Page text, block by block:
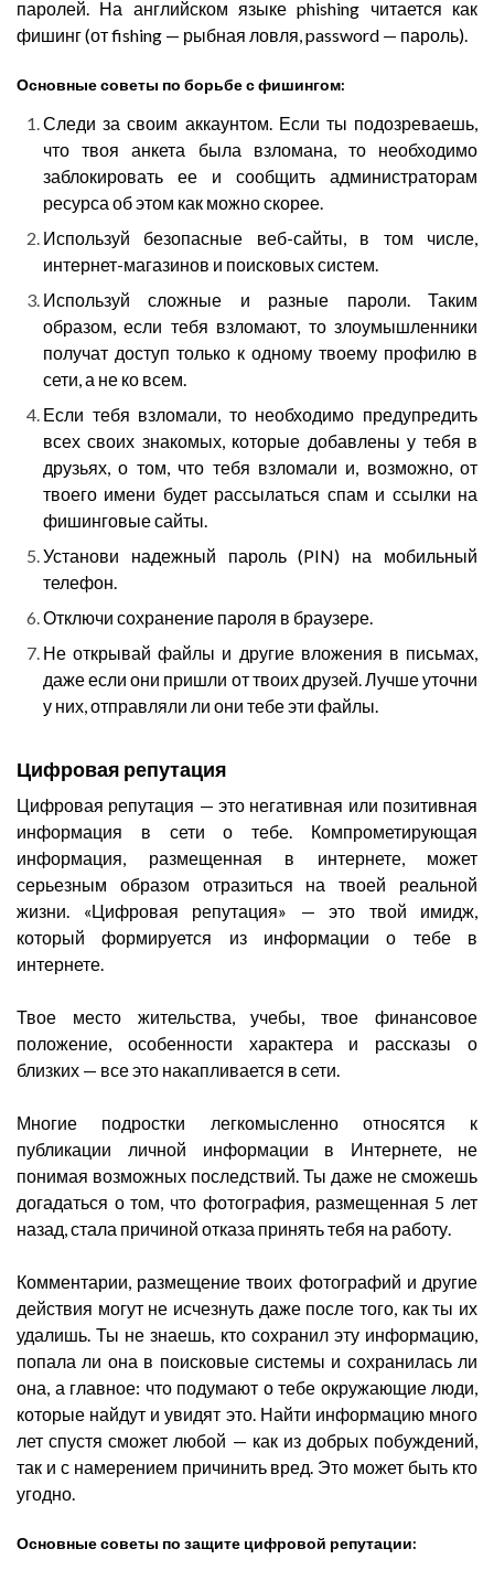
паролей. На английском языке phishing читается как
фишинг (от fishing — рыбная ловля, password — пароль).
Основные советы по борьбе с фишингом:
Следи за своим аккаунтом. Если ты подозреваешь,
что твоя анкета была взломана, то необходимо
заблокировать ее и сообщить администраторам
ресурса об этом как можно скорее.
Используй безопасные веб-сайты, в том числе,
интернет-магазинов и поисковых систем.
Используй сложные и разные пароли. Таким
образом, если тебя взломают, то злоумышленники
получат доступ только к одному твоему профилю в
сети, а не ко всем.
Если тебя взломали, то необходимо предупредить
всех своих знакомых, которые добавлены у тебя в
друзьях, о том, что тебя взломали и, возможно, от
твоего имени будет рассылаться спам и ссылки на
фишинговые сайты.
Установи надежный пароль (PIN) на мобильный
телефон.
Отключи сохранение пароля в браузере.
Не открывай файлы и другие вложения в письмах,
даже если они пришли от твоих друзей. Лучше уточни
у них, отправляли ли они тебе эти файлы.
Цифровая репутация
Цифровая репутация — это негативная или позитивная
информация в сети о тебе. Компрометирующая
информация, размещенная в интернете, может
серьезным образом отразиться на твоей реальной
жизни. «Цифровая репутация» — это твой имидж,
который формируется из информации о тебе в
интернете.
Твое место жительства, учебы, твое финансовое
положение, особенности характера и рассказы о
близких — все это накапливается в сети.
Многие подростки легкомысленно относятся к
публикации личной информации в Интернете, не
понимая возможных последствий. Ты даже не сможешь
догадаться о том, что фотография, размещенная 5 лет
назад, стала причиной отказа принять тебя на работу.
Комментарии, размещение твоих фотографий и другие
действия могут не исчезнуть даже после того, как ты их
удалишь. Ты не знаешь, кто сохранил эту информацию,
попала ли она в поисковые системы и сохранилась ли
она, а главное: что подумают о тебе окружающие люди,
которые найдут и увидят это. Найти информацию много
лет спустя сможет любой — как из добрых побуждений,
так и с намерением причинить вред. Это может быть кто
угодно.
Основные советы по защите цифровой репутации: